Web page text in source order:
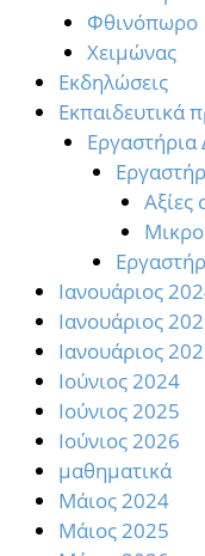
Φθινόπωρο
Χειμώνας
Εκδηλώσεις
Εκπαιδευτικά
Εργαστήρια
Αξίες
Ιανουάριος
Ιανουάριος
Ιανουάριος
Ιούνιος 2024
Ιούνιος 2025
Ιούνιος 2026
μαθηματικά
Μάιος 2024
Μάιος 2025